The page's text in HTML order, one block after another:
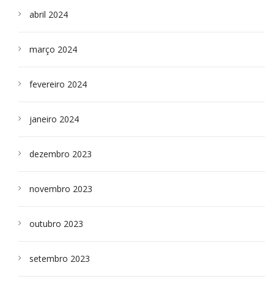
abril 2024
março 2024
fevereiro 2024
janeiro 2024
dezembro 2023
novembro 2023
outubro 2023
setembro 2023